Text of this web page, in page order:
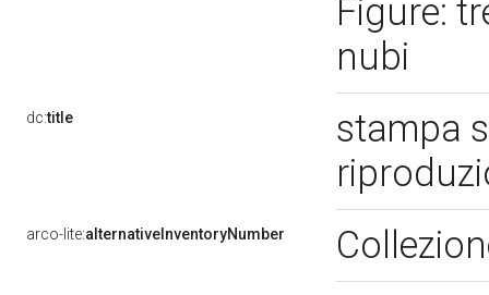
Figure:
nubi
dc:title
stampa
arco-lite:alternativeInventoryNumber